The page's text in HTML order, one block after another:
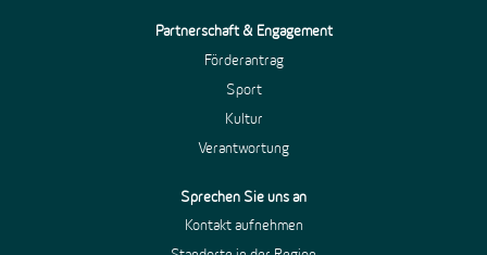
Partnerschaft & Engagement
Förderantrag
Sport
Kultur
Verantwortung
Sprechen Sie uns an
Kontakt aufnehmen